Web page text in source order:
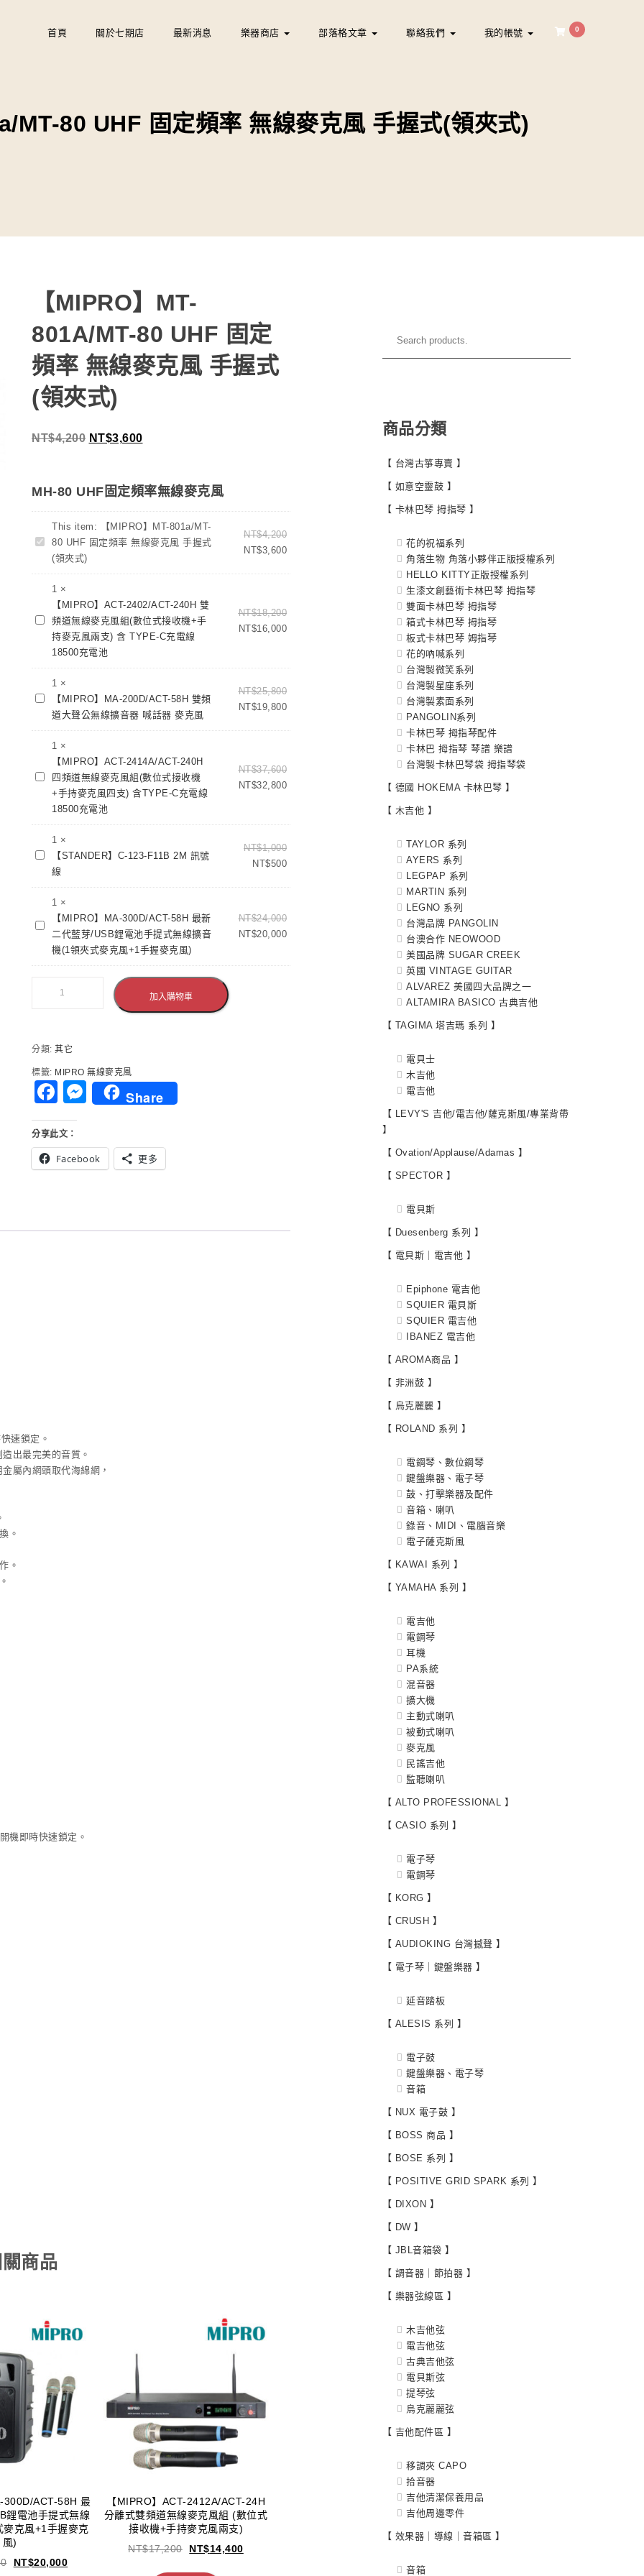
0
首頁 關於七期店 最新消息 樂器商店 部落格文章 聯絡我們 我的帳號
MT-80 UHF 固定頻率 無線麥克風 手握式(領夾式)
【MIPRO】MT-
801A/MT-80 UHF 固定
頻率 無線麥克風 手握式
(領夾式)
NT$4,200 NT$3,600
MH-80 UHF固定頻率無線麥克風
【MIPRO】
MT-
801a/MT-
固
率
線
克
握
夾
This item:
【MIPRO】MT-801a/MT-
80 UHF 固定頻率 無線麥克風 手握式
(領夾式)
NT$4,200
NT$3,600
【MIPRO】
ACT-
2402/ACT-
240H
頻
無
克
(數
式
收
+手
克
TYPE-
充
電
充
電
池
1 ×
【MIPRO】ACT-2402/ACT-240H 雙
頻道無線麥克風組(數位式接收機+手
持麥克風兩支) 含 TYPE-C充電線
18500充電池
NT$18,200
NT$16,000
【MIPRO】
MA-
200D/ACT-
58H
頻
聲
無
擴
器
器
1 ×
【MIPRO】MA-200D/ACT-58H 雙頻
道大聲公無線擴音器 喊話器 麥克風
NT$25,800
NT$19,800
【MIPRO】
ACT-
2414A/ACT-
240H
頻
無
麥
組
收
+手
持
克
風
四
支)
充
1 ×
【MIPRO】ACT-2414A/ACT-240H
四頻道無線麥克風組(數位式接收機
+手持麥克風四支) 含TYPE-C充電線
18500充電池
NT$37,600
NT$32,800
【STANDER】
123-
F11B
訊
線
1 ×
【STANDER】C-123-F11B 2M 訊號
線
NT$1,000
NT$500
【MIPRO】
MA-
300D/ACT-
藍
芽/USB
鋰
電
手
提
式
風)
1 ×
【MIPRO】MA-300D/ACT-58H 最新
二代藍芽/USB鋰電池手提式無線擴音
機(1領夾式麥克風+1手握麥克風)
NT$24,000
NT$20,000
加入購物車
分類: 其它
標籤: MIPRO 無線麥克風
Facebook
Messenger
Share
分享此文：
Facebook 更多
速鎖定。
出最完美的音質。
屬內網頭取代海綿網，
。
。
機即時快速鎖定。
商品
300D/ACT-58H 最
鋰電池手提式無線
克風+1手握麥克
風)
NT$20,000
【MIPRO】ACT-2412A/ACT-24H
分離式雙頻道無線麥克風組 (數位式
接收機+手持麥克風兩支)
NT$17,200 NT$14,400
商品分類
【 台灣古箏專賣 】
【 如意空靈鼓 】
【 卡林巴琴 拇指琴 】
花的祝福系列
角落生物 角落小夥伴正版授權系列
HELLO KITTY正版授權系列
生漆文創藝術卡林巴琴 拇指琴
雙面卡林巴琴 拇指琴
箱式卡林巴琴 拇指琴
板式卡林巴琴 姆指琴
花的吶喊系列
台灣製微笑系列
台灣製星座系列
台灣製素面系列
PANGOLIN系列
卡林巴琴 拇指琴配件
卡林巴 拇指琴 琴譜 樂譜
台灣製卡林巴琴袋 拇指琴袋
【 德國 HOKEMA 卡林巴琴 】
【 木吉他 】
TAYLOR 系列
AYERS 系列
LEGPAP 系列
MARTIN 系列
LEGNO 系列
台灣品牌 PANGOLIN
台澳合作 NEOWOOD
美國品牌 SUGAR CREEK
英國 VINTAGE GUITAR
ALVAREZ 美國四大品牌之一
ALTAMIRA BASICO 古典吉他
【 TAGIMA 塔吉瑪 系列 】
電貝士
木吉他
電吉他
【 LEVY'S 吉他/電吉他/薩克斯風/專業背帶
】
【 Ovation/Applause/Adamas 】
【 SPECTOR 】
電貝斯
【 Duesenberg 系列 】
【 電貝斯｜電吉他 】
Epiphone 電吉他
SQUIER 電貝斯
SQUIER 電吉他
IBANEZ 電吉他
【 AROMA商品 】
【 非洲鼓 】
【 烏克麗麗 】
【 ROLAND 系列 】
電鋼琴、數位鋼琴
鍵盤樂器、電子琴
鼓、打擊樂器及配件
音箱、喇叭
錄音、MIDI、電腦音樂
電子薩克斯風
【 KAWAI 系列 】
【 YAMAHA 系列 】
電吉他
電鋼琴
耳機
PA系統
混音器
擴大機
主動式喇叭
被動式喇叭
麥克風
民謠吉他
監聽喇叭
【 ALTO PROFESSIONAL 】
【 CASIO 系列 】
電子琴
電鋼琴
【 KORG 】
【 CRUSH 】
【 AUDIOKING 台灣撼聲 】
【 電子琴｜鍵盤樂器 】
延音踏板
【 ALESIS 系列 】
電子鼓
鍵盤樂器、電子琴
音箱
【 NUX 電子鼓 】
【 BOSS 商品 】
【 BOSE 系列 】
【 POSITIVE GRID SPARK 系列 】
【 DIXON 】
【 DW 】
【 JBL音箱袋 】
【 調音器｜節拍器 】
【 樂器弦線區 】
木吉他弦
電吉他弦
古典吉他弦
電貝斯弦
提琴弦
烏克麗麗弦
【 吉他配件區 】
移調夾 CAPO
拾音器
吉他清潔保養用品
吉他周邊零件
【 效果器｜導線｜音箱區 】
音箱